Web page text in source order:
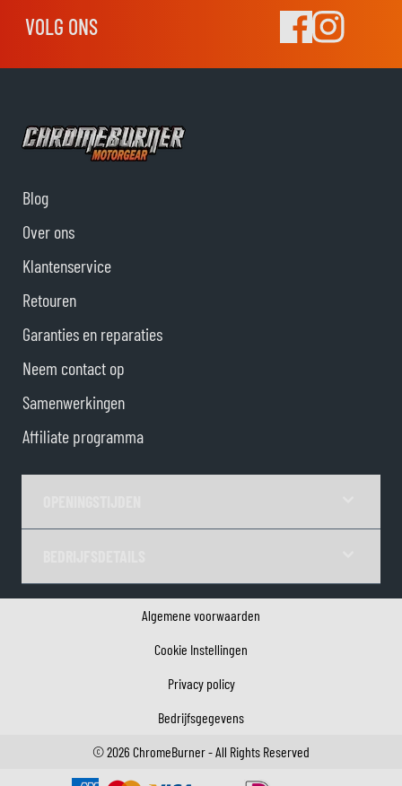
VOLG ONS
Blog
Over ons
Klantenservice
Retouren
Garanties en reparaties
Neem contact op
Samenwerkingen
Affiliate programma
Algemene voorwaarden
Cookie Instellingen
Privacy policy
Bedrijfsgegevens
©2026 ChromeBurner - All Rights Reserved